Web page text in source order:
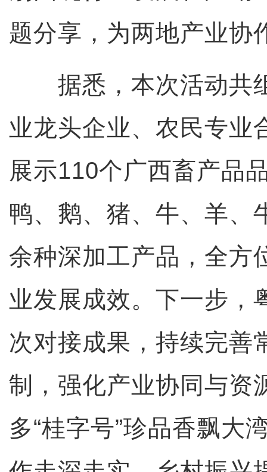
题分享，为两地产业协
据悉，本次活动共
业龙头企业、农民专业
展示110个广西畜产品
鸭、鹅、猪、牛、羊、
余种深加工产品，全方
业发展成效。下一步，
次对接成果，持续完善
制，强化产业协同与资
多“桂字号”珍品香飘大